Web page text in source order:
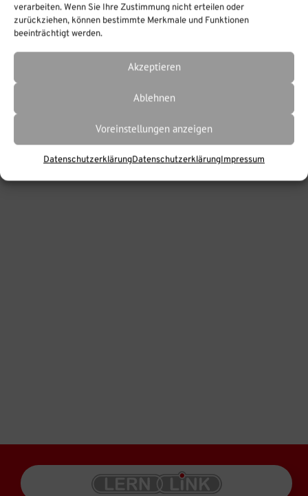
verarbeiten. Wenn Sie Ihre Zustimmung nicht erteilen oder
zurückziehen, können bestimmte Merkmale und Funktionen
beeinträchtigt werden.
Akzeptieren
Ablehnen
Voreinstellungen anzeigen
DatenschutzerklärungDatenschutzerklärungImpressum